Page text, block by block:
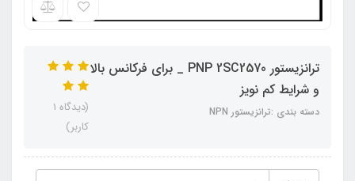
ترانزیستور PNP 2SC2570 _ برای فرکانس بالا
و شرایط کم نویز
دسته بندی :ترانزیستور NPN
(دیدگاه 1
کاربر)